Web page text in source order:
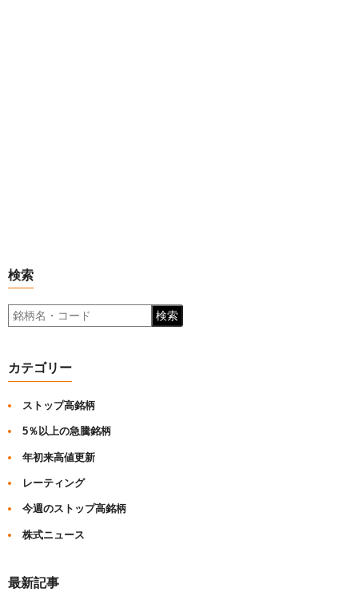
検索
検索
カテゴリー
ストップ高銘柄
5％以上の急騰銘柄
年初来高値更新
レーティング
今週のストップ高銘柄
株式ニュース
最新記事